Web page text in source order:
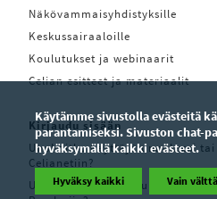
Näkövammaisyhdistyksille
Keskussairaaloille
Koulutukset ja webinaarit
Celian esitteet ja materiaalit
Kirjaudu sisään
Unohditko käyttäjätunnuksesi tai
Celianetiin?
Unohditko käyttäjätunnuksesi tai
Käytämme sivustolla evästeitä
parantamiseksi. Sivuston chat-
hyväksymällä kaikki evästeet.
Hyväksy kaikki Vain